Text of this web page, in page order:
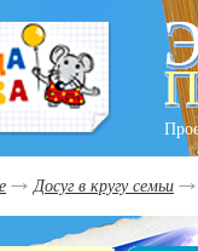
Досуг в кругу семьи